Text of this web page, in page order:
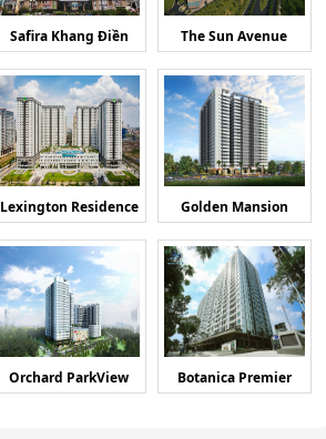
Safira Khang Điền The Sun Avenue
Lexington Residence Golden Mansion
Orchard ParkView Botanica Premier